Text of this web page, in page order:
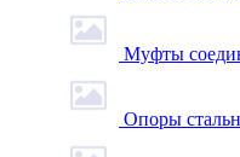
Муфты
Опоры